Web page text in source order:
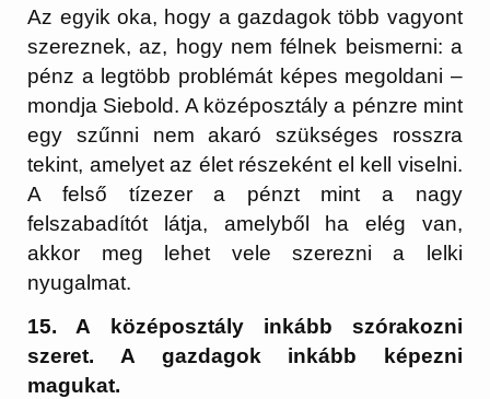
Az egyik oka, hogy a gazdagok több vagyont
szereznek, az, hogy nem félnek beismerni: a
pénz a legtöbb problémát képes megoldani –
mondja Siebold. A középosztály a pénzre mint
egy szűnni nem akaró szükséges rosszra
tekint, amelyet az élet részeként el kell viselni.
A felső tízezer a pénzt mint a nagy
felszabadítót látja, amelyből ha elég van,
akkor meg lehet vele szerezni a lelki
nyugalmat.
15. A középosztály inkább szórakozni
szeret. A gazdagok inkább képezni
magukat.